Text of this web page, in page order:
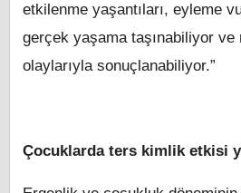
etkilenme yaşantıları, eyleme
gerçek yaşama taşınabiliyor ve
olaylarıyla sonuçlanabiliyor.”
Çocuklarda ters kimlik etkisi